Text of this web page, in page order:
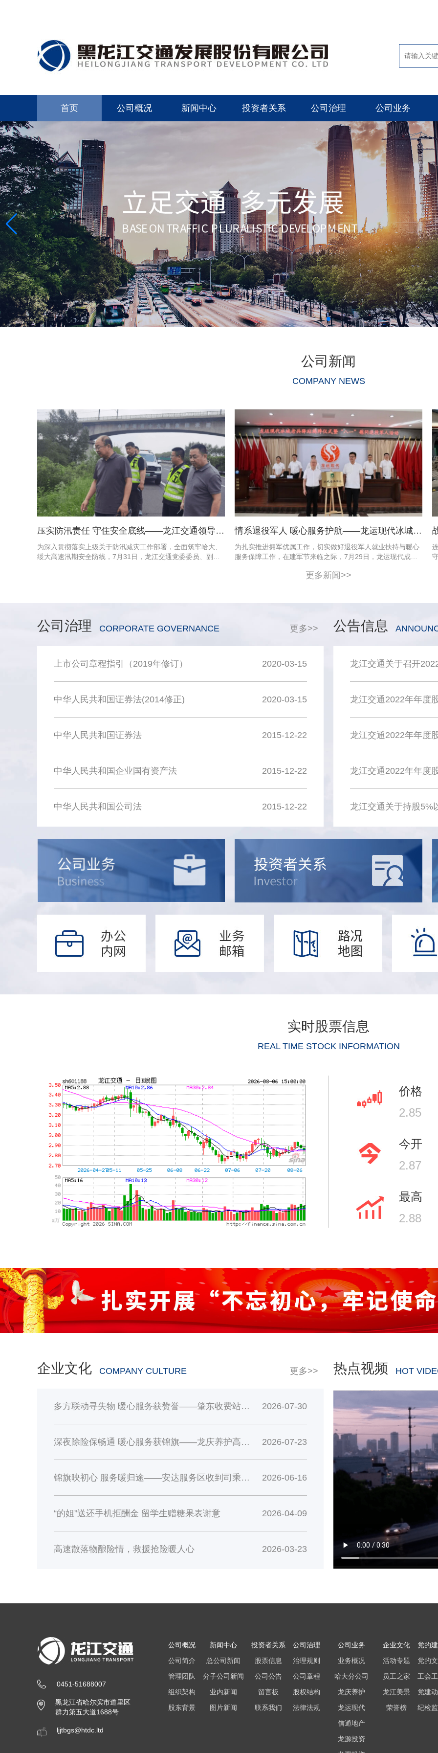
首页 公司概况 新闻中心 投资者关系 公司治理 公司业务
公司新闻
COMPANY NEWS
压实防汛责任 守住安全底线——龙江交通领导深入辖区高速开展汛
为深入贯彻落实上级关于防汛减灾工作部署，全面筑牢哈大、
绥大高速汛期安全防线，7月31日，龙江交通党委委员、副总
情系退役军人 暖心服务护航——龙运现代冰城老兵驿站揭牌仪式顺
为扎实推进拥军优属工作，切实做好退役军人就业扶持与暖心
服务保障工作，在建军节来临之际，7月29日，龙运现代成功
记、局长王利，哈尔滨市退役军人事务局党组成员、副局长胡
更多新闻>>
公司治理 CORPORATE GOVERNANCE 更多>>
上市公司章程指引（2019年修订） 2020-03-15
中华人民共和国证券法(2014修正) 2020-03-15
中华人民共和国证券法 2015-12-22
中华人民共和国企业国有资产法 2015-12-22
中华人民共和国公司法 2015-12-22
公告信息
龙江交通2022年年度
龙江交通2022年年度
龙江交通2022年年度
实时股票信息
REAL TIME STOCK INFORMATION
价格
2.85
今开
2.87
最高
2.88
企业文化 COMPANY CULTURE 更多>>
多方联动寻失物 暖心服务获赞誉——肇东收费站快速响应助司乘找 2026-07-30
深夜除险保畅通 暖心服务获锦旗——龙庆养护高效处置羊群占道险 2026-07-23
锦旗映初心 服务暖归途——安达服务区收到司乘致谢锦旗 2026-06-16
“的姐”送还手机拒酬金 留学生赠糖果表谢意 2026-04-09
高速散落物酿险情，救援抢险暖人心 2026-03-23
热点视频 HOT
0451-51688007
黑龙江省哈尔滨市道里区
群力第五大道1688号
ljjtbgs@htdc.ltd
公司概况
公司简介
管理团队
组织架构
股东背景
新闻中心
总公司新闻
分子公司新闻
业内新闻
图片新闻
投资者关系
股票信息
公司公告
留言板
联系我们
公司治理
治理规则
公司章程
股权结构
法律法规
公司业务
业务概况
哈大分公司
龙庆养护
龙运现代
信通地产
龙源投资
企业文化
活动专题
员工之家
龙江美景
荣誉榜
党的
党的
工会
党建
纪检